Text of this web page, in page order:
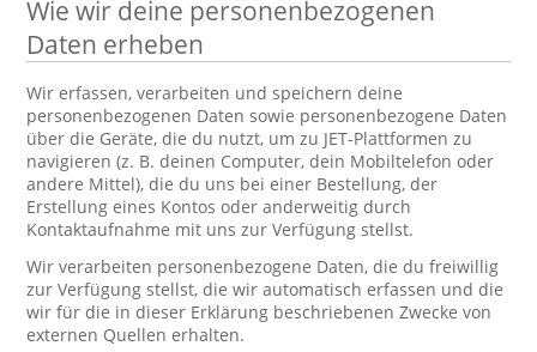
Wie wir deine personenbezogenen
Daten erheben
Wir erfassen, verarbeiten und speichern deine
personenbezogenen Daten sowie personenbezogene Daten
über die Geräte, die du nutzt, um zu JET-Plattformen zu
navigieren (z. B. deinen Computer, dein Mobiltelefon oder
andere Mittel), die du uns bei einer Bestellung, der
Erstellung eines Kontos oder anderweitig durch
Kontaktaufnahme mit uns zur Verfügung stellst.
Wir verarbeiten personenbezogene Daten, die du freiwillig
zur Verfügung stellst, die wir automatisch erfassen und die
wir für die in dieser Erklärung beschriebenen Zwecke von
externen Quellen erhalten.